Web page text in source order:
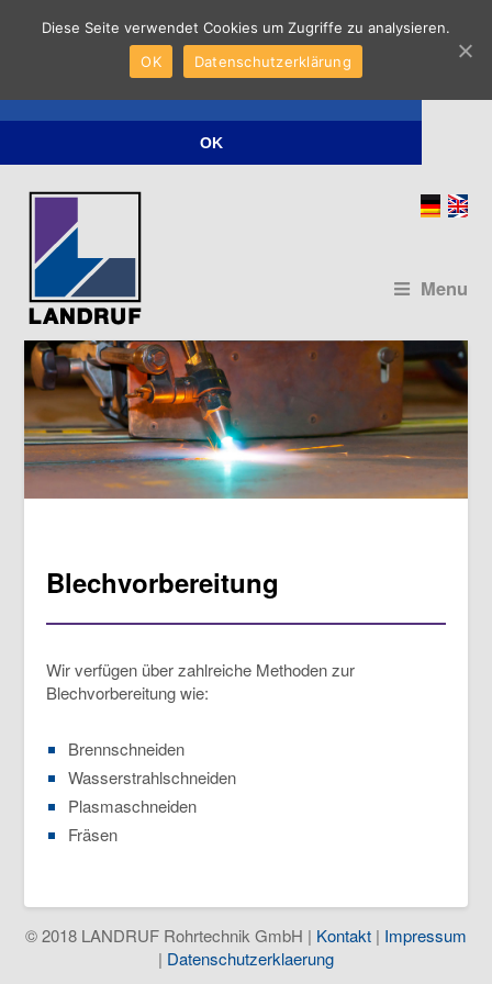
Diese Seite verwendet Cookies um Zugriffe
zu analysieren.Datenschutzerklärung
OK
Menu
Blechvorbereitung
Wir verfügen über zahlreiche Methoden zur
Blechvorbereitung wie:
Brennschneiden
Wasserstrahlschneiden
Plasmaschneiden
Fräsen
© 2018 LANDRUF Rohrtechnik GmbH | Kontakt | Impressum
| Datenschutzerklaerung
Diese Seite verwendet Cookies um Zugriffe zu analysieren.
OK
Datenschutzerklärung